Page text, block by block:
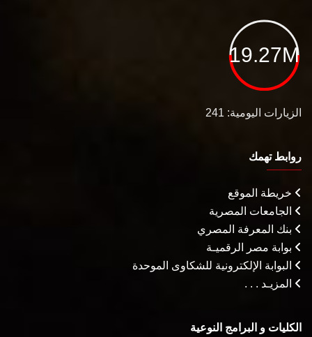
19.27M
الزيارات اليومية: 241
روابط تهمك
خريطة الموقع
الجامعات المصرية
بنك المعرفة المصري
بوابة مصر الرقميـة
البوابة الإلكترونية للشكاوى الموحدة
المزيـد . . .
الكليات و البرامج النوعية